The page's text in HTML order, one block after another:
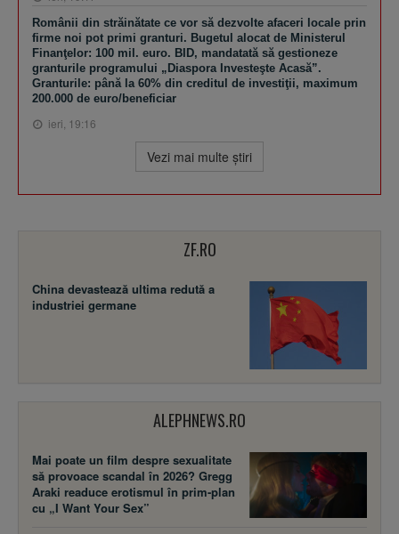
Românii din străinătate ce vor să dezvolte afaceri locale prin
firme noi pot primi granturi. Bugetul alocat de Ministerul
Finanţelor: 100 mil. euro. BID, mandatată să gestioneze
granturile programului „Diaspora Investeşte Acasă”.
Granturile: până la 60% din creditul de investiţii, maximum
200.000 de euro/beneficiar
ieri, 19:16
Vezi mai multe ştiri
ZF.RO
China devastează ultima redută a
industriei germane
ALEPHNEWS.RO
Mai poate un film despre sexualitate
să provoace scandal în 2026? Gregg
Araki readuce erotismul în prim-plan
cu „I Want Your Sex”